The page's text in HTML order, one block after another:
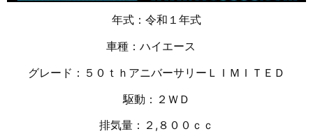
年式：令和１年式
車種：ハイエース
グレード：５０ｔｈアニバーサリーＬＩＭＩＴＥＤ
駆動：２ＷＤ
排気量：２,８００ｃｃ